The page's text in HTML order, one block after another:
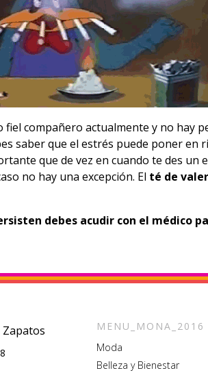
fiel compañero actualmente y no hay
saber que el estrés puede poner en
que de vez en cuando te des un
no hay una excepción. El té de
debes acudir con el médico
MENU_MONA_2016
Moda
Belleza y Bienestar